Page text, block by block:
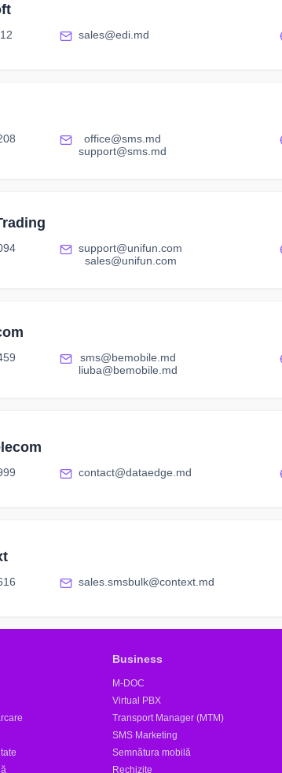
sales@edi.md
office@sms.md
support@sms.md
support@unifun.com
sales@unifun.com
sms@bemobile.md
liuba@bemobile.md
contact@dataedge.md
sales.smsbulk@context.md
Business
M-DOC
Virtual PBX
Transport Manager (MTM)
SMS Marketing
Semnătura mobilă
Rechizite